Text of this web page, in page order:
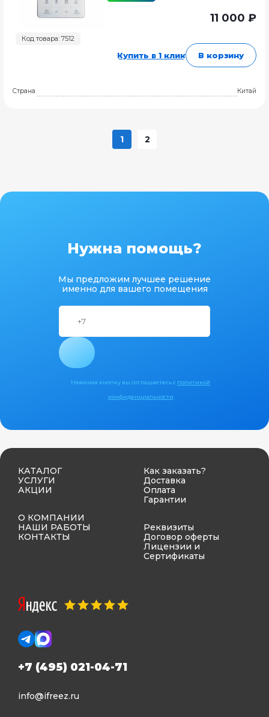
Код товара: 7512
11 000 ₽
Купить в 1 клик В корзину
Страна Китай
1 2
Нужна помощь?
Мы предложим лучшее решение
именно для вашего помещения
Нажимая кнопку вы соглашаетесь с политикой
конфиденциальности
КАТАЛОГ
УСЛУГИ
АКЦИИ
О КОМПАНИИ
НАШИ РАБОТЫ
КОНТАКТЫ
Как заказать?
Доставка
Оплата
Гарантии
Реквизиты
Договор оферты
Лицензии и
Сертификаты
+7 (495) 021-04-71
info@ifreez.ru